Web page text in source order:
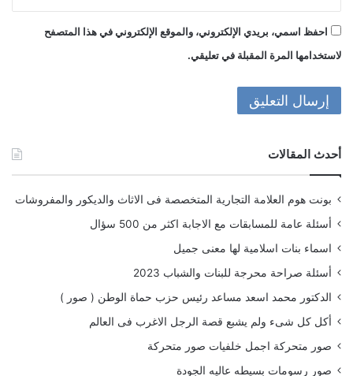
احفظ اسمي، بريدي الإلكتروني، والموقع الإلكتروني في هذا المتصفح
لاستخدامها المرة المقبلة في تعليقي.
أحدث المقالات
بونت هوم العلامة التجارية المتخصصة فى الاثاث والديكور والمفروشات
أسئلة عامة للمسابقات مع الاجابة اكثر من 500 سؤال
اسماء بنات اسلامية لها معنى جميل
أسئلة صراحة محرجة للبنات والشباب 2023
الدكتور محمد اسعد مساعد رئيس حزب حماة الوطن ( صور )
أكل كل شىء ولم يشبع قصة الرجل الاغرب فى العالم
صور متحركة اجمل خلفيات صور متحركة
صور رسومات بسيطه عاليه الجودة